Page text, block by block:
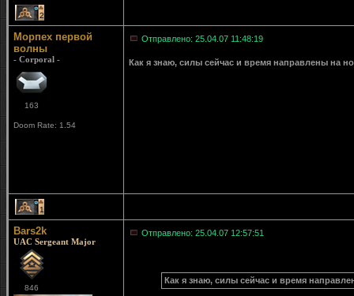
2
Морпех первой
волны
- Corporal -
163
Doom Rate: 1.54
Отправлено: 25.04.07 11:48:19
Как я знаю, силы сейчас и время направлены на
1
Bars2k
UAC Sergeant Major
846
Отправлено: 25.04.07 12:57:51
Как я знаю, силы сейчас и время